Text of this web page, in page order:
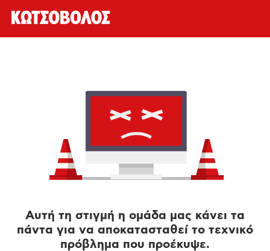
Αυτή τη στιγμή η ομάδα μας κάνει τα
πάντα για να αποκατασταθεί το τεχνικό
πρόβλημα που προέκυψε.